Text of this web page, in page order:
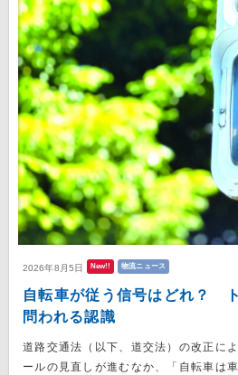
2026年8月5日 New!! 物流ニュース
自転車が従う信号はどれ？
問われる認識
道路交通法（以下、道交法）の改正に
ールの見直しが進むなか、「自転車は